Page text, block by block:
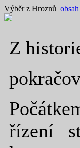
Výběr z Hroznů obsah
Z
řízení